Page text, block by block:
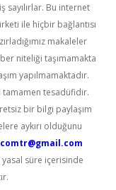
sayılırlar. Bu internet
ile hiçbir bağlantısı
makaleler
niteliği taşımamakta
yapılmamaktadır.
tamamen tesadüfidir.
bir bilgi paylaşım
aykırı olduğunu
süre içerisinde